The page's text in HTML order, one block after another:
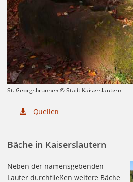
St. Georgsbrunnen © Stadt Kaiserslautern
Quellen
Bäche in Kaiserslautern
Neben der namensgebenden
Lauter durchfließen weitere Bäche